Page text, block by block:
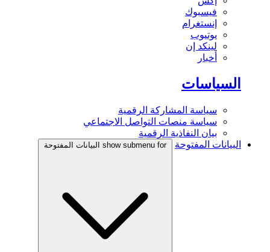
فيسبوك
إنستغرام
يوتيوب
لينكد إن
أخبار
السياسات
سياسة المشاركة الرقمية
سياسة منصات التواصل الاجتماعي
بيان النفاذية الرقمية
البيانات المفتوحة
show submenu for البيانات المفتوحة